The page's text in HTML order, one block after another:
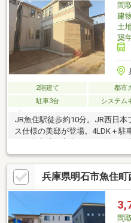
間
建
土
築
2階建て 都市
駐車3台
システム
JR魚住駅徒歩約10分。JR西日
ス仕様の美邸が登場。4LDK＋駐
で、来客時も安心。LDKは約
ウンターキッチンを採用。浴室
気システムなど設備も充実して
準適合住宅で快適な住環境。暮
も標準搭載。大容量WICやイン
さに配慮された一邸です。
兵庫県明石市魚住
間